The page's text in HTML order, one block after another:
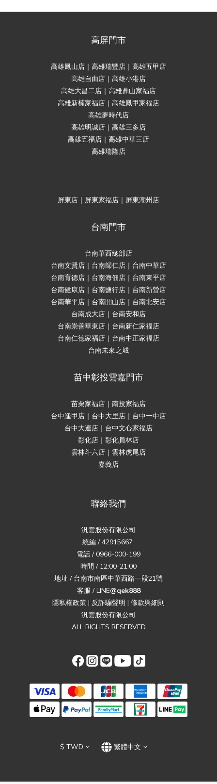
高屏門市
高雄鳳山店｜高雄瑞豐店｜高雄五甲店
高雄自由店｜高雄小港店
高雄大昌二店｜高雄鼎山家福店
高雄新楠家福店｜高雄鳳甲家福店
高雄夢時代店
高雄明誠店｜高雄三多店
高雄五福店｜高雄中華三店
高雄瑞隆店
屏東店｜屏東家福店｜屏東潮州店
台南門市
台南華西總部店
台南文賢店｜台南歸仁店｜台南中華店
台南育德店｜台南海佃店｜台南東平店
台南健康店｜台南鹽行店｜台南新營店
台南華平店｜台南開山店｜台南北安店
台南成大店｜台南安和店
台南崇善華東店｜台南新仁家福店
台南仁德家福店｜台南中正家福店
台南未來之城
苗中彰投雲嘉門市
苗栗家福店｜南投家福店
台中逢甲店｜台中大里店｜台中一中店
台中大連店｜台中文心家福店
彰化店｜彰化員林店
雲林斗六店｜雲林虎尾店
嘉義店
聯絡我們
汎雲股份有限公司
統編 / 42915667
電話 / 0966-000-199
時間 / 12:00-21:00
地址 / 台南市南區中華西路一段21號
客服 / LINE@qek888
隱私權政策 | 反詐騙聲明 | 條款與細則
汎雲股份有限公司
ALL RIGHTS RESERVED
$ TWD 繁體中文